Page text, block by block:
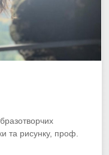
та рисунку, проф.